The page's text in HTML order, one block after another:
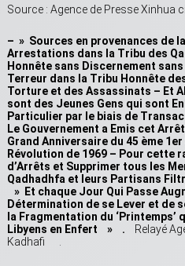
Source : Agence de Presse Xinhua
– » Sources en provenances de
Arrestations dans la Tribu des
Honnête sans Discernement
Terreur dans la Tribu Honnête
Torture et des Assassinats – Et
sont des Jeunes Gens qui sont
Particulier par le biais de
Le Gouvernement a Emis cet
Grand Anniversaire du 45 ème
Révolution de 1969 – Pour cette
d’Arrêts et Supprimer tous les
Qadhadhfa et leurs Partisans
» Et chaque Jour Qui Passe
Détermination de se Lever et de
la Fragmentation du ‘Printemps’
Libyens en Enfert » .
Relayé
Kadhafi .